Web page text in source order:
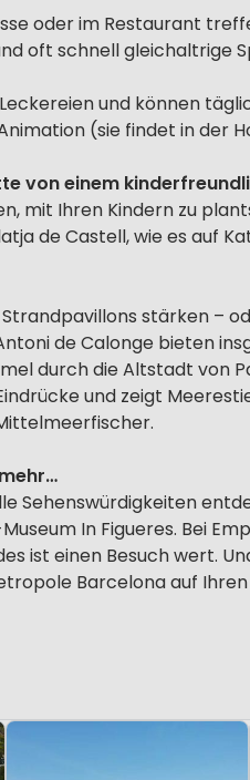
oder im Restaurant
oft schnell gleichaltrige
und können
(sie findet in der
von einem
mit Ihren Kindern zu
de Castell, wie es auf
stärken –
de Calonge bieten
durch die Altstadt von
und zeigt
Sehenswürdigkeiten
In Figueres. Bei
ist einen Besuch wert.
Barcelona auf Ihren